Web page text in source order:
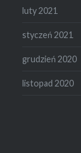
luty 2021
styczeń 2021
grudzień 2020
listopad 2020